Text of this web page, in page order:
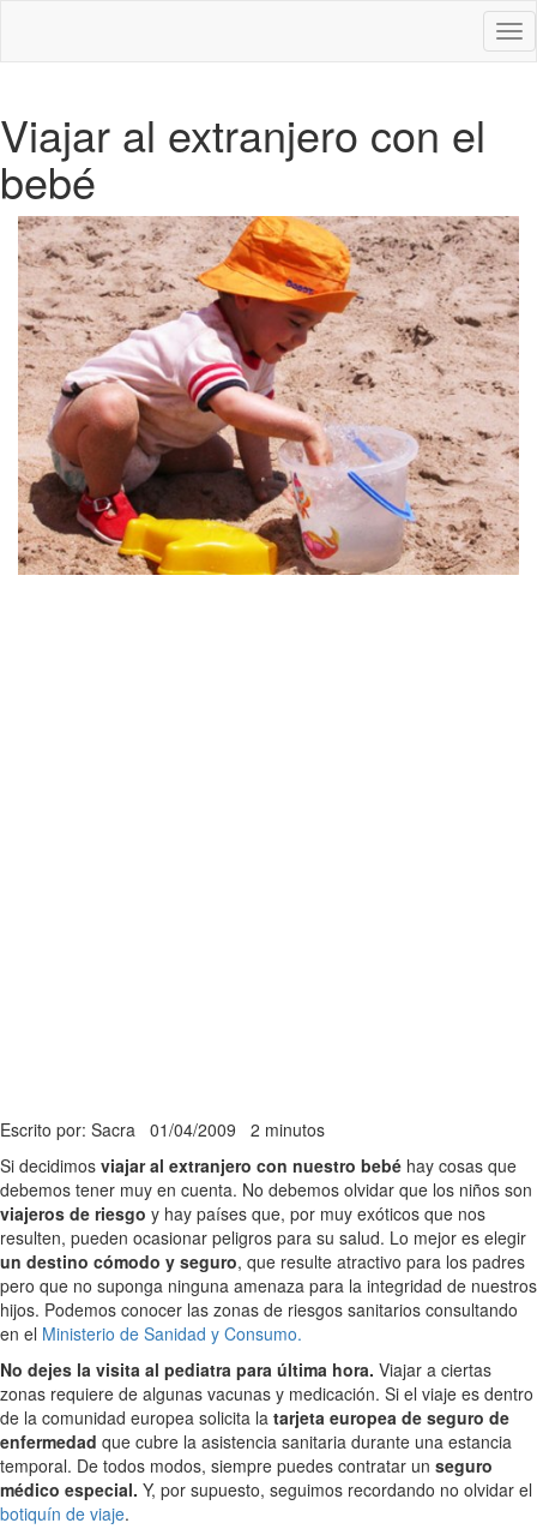
Viajar al extranjero con el
bebé
Escrito por: Sacra 01/04/2009 2 minutos
Si decidimos viajar al extranjero con nuestro bebé hay cosas que
debemos tener muy en cuenta. No debemos olvidar que los niños son
viajeros de riesgo y hay países que, por muy exóticos que nos
resulten, pueden ocasionar peligros para su salud. Lo mejor es elegir
un destino cómodo y seguro, que resulte atractivo para los padres
pero que no suponga ninguna amenaza para la integridad de nuestros
hijos. Podemos conocer las zonas de riesgos sanitarios consultando
en el Ministerio de Sanidad y Consumo.
No dejes la visita al pediatra para última hora. Viajar a ciertas
zonas requiere de algunas vacunas y medicación. Si el viaje es dentro
de la comunidad europea solicita la tarjeta europea de seguro de
enfermedad que cubre la asistencia sanitaria durante una estancia
temporal. De todos modos, siempre puedes contratar un seguro
médico especial. Y, por supuesto, seguimos recordando no olvidar el
botiquín de viaje.